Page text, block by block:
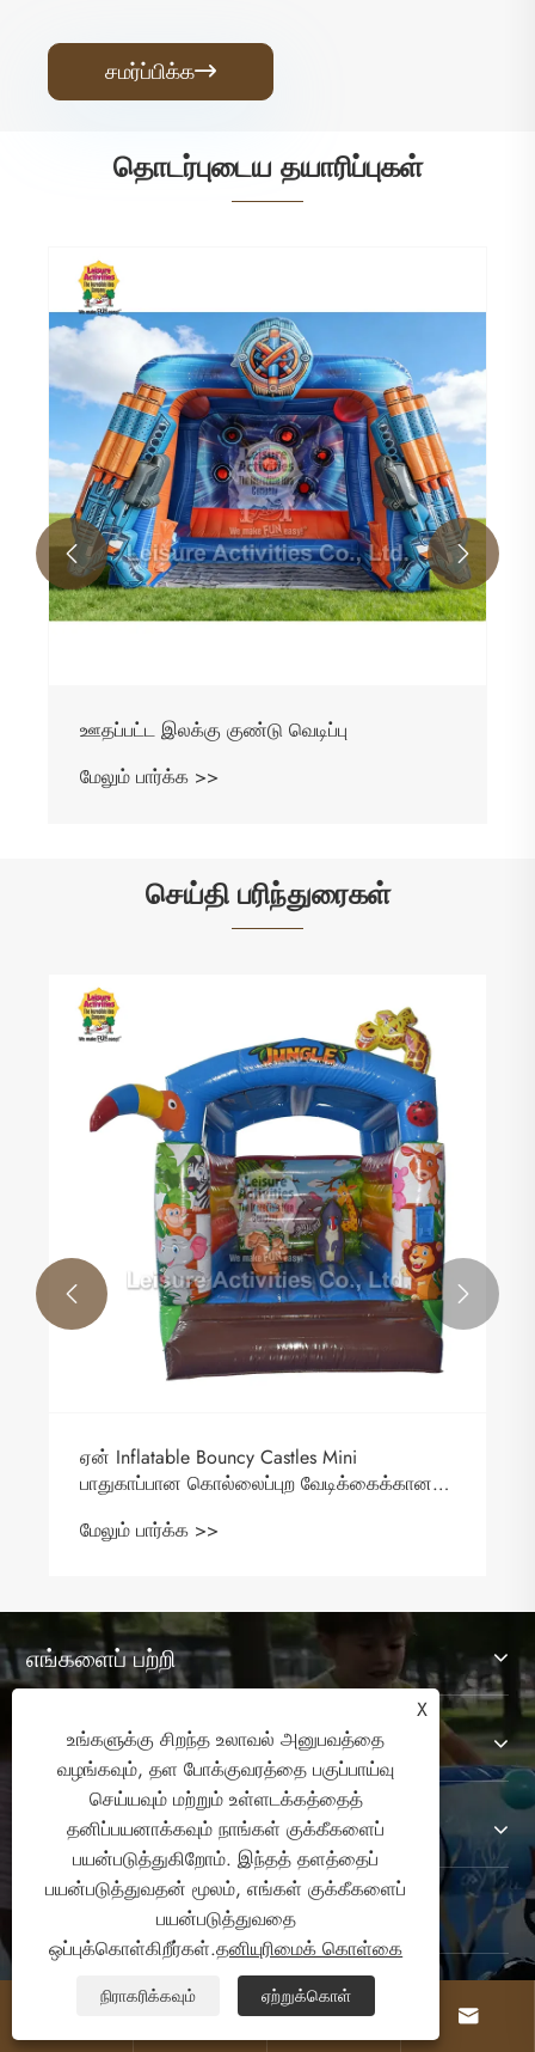
சமர்ப்பிக்க
தொடர்புடைய தயாரிப்புகள்
ஊதப்பட்ட இலக்கு குண்டு வெடிப்பு
மேலும் பார்க்க >>
 
செய்தி பரிந்துரைகள்
ஏன் Inflatable Bouncy Castles Mini
பாதுகாப்பான கொல்லைப்புற வேடிக்கைக்கான
மேலும் பார்க்க >>
 
எங்களைப் பற்றி
தயாரிப்புகள்
எங்களை தொடர்பு கொள்ள
எங்களை பின்தொடரவும்
 
X
உங்களுக்கு சிறந்த உலாவல் அனுபவத்தை
வழங்கவும், தள போக்குவரத்தை பகுப்பாய்வு
செய்யவும் மற்றும் உள்ளடக்கத்தைத்
தனிப்பயனாக்கவும் நாங்கள் குக்கீகளைப்
பயன்படுத்துகிறோம். இந்தத் தளத்தைப்
பயன்படுத்துவதன் மூலம், எங்கள் குக்கீகளைப்
பயன்படுத்துவதை
ஒப்புக்கொள்கிறீர்கள்.தனியுரிமைக் கொள்கை
நிராகரிக்கவும் ஏற்றுக்கொள்